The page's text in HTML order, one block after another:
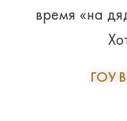
время «на
ГОУ